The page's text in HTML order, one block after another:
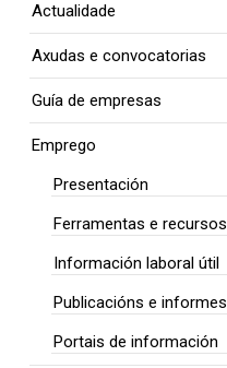
Actualidade
Axudas e convocatorias
Guía de empresas
Emprego
Presentación
Ferramentas e recursos
Información laboral útil
Publicacións e informes
Portais de información